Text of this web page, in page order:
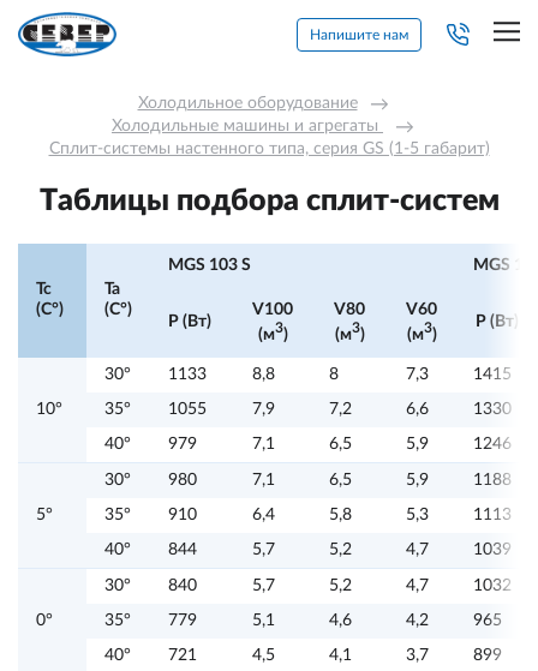
Напишите нам
Холодильное оборудование →
Холодильные машины и агрегаты →
Сплит-системы настенного типа, серия GS (1-5 габарит)
Таблицы подбора сплит-систем
Tc
(C°)
Ta
(C°)
MGS 103 S MGS
P (Вт)
V100
(м3)
V80
(м3)
V60
(м3)
P (Вт)
10°
30° 1133 8,8 8 7,3 1415
35° 1055 7,9 7,2 6,6 1330
40° 979 7,1 6,5 5,9 1246
5°
30° 980 7,1 6,5 5,9 1188
35° 910 6,4 5,8 5,3 1113
40° 844 5,7 5,2 4,7 1039
0°
30° 840 5,7 5,2 4,7 1032
35° 779 5,1 4,6 4,2 965
40° 721 4,5 4,1 3,7 899